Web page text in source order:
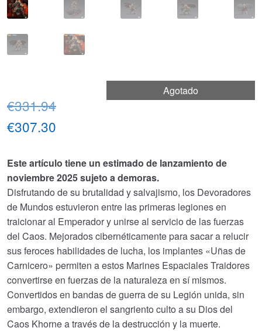
Agotado
€331.94El
era:
€331.94.
€307.30
actual
es:
€307.30.
Este artículo tiene un estimado de lanzamiento de
noviembre 2025 sujeto a demoras.
Disfrutando de su brutalidad y salvajismo, los Devoradores
de Mundos estuvieron entre las primeras legiones en
traicionar al Emperador y unirse al servicio de las fuerzas
del Caos. Mejorados cibernéticamente para sacar a relucir
sus feroces habilidades de lucha, los implantes «Uñas de
Carnicero» permiten a estos Marines Espaciales Traidores
convertirse en fuerzas de la naturaleza en sí mismos.
Convertidos en bandas de guerra de su Legión unida, sin
embargo, extendieron el sangriento culto a su Dios del
Caos Khorne a través de la destrucción y la muerte.